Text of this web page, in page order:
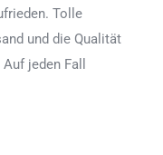
Tolle
und die Qualität
Auf jeden Fall